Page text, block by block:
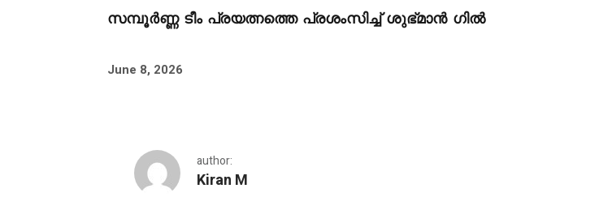
സമ്പൂർണ്ണ ടീം പ്രയത്നത്തെ പ്രശംസിച്ച് ശുഭ്മാൻ ഗിൽ
June 8, 2026
author:
Kiran M